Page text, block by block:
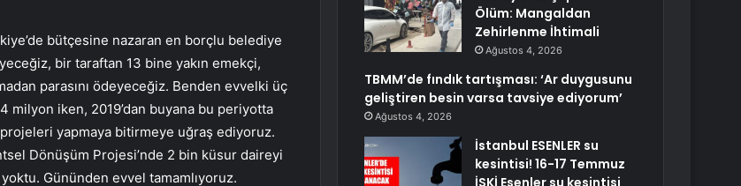
bütçesine nazaran en borçlu belediye
bir taraftan 13 bine yakın emekçi,
parasını ödeyeceğiz. Benden evvelki üç
milyon iken, 2019’dan buyana bu periyotta
yapmaya bitirmeye uğraş ediyoruz.
Dönüşüm Projesi’nde 2 bin küsur daireyi
Gününden evvel tamamlıyoruz.
Ölüm: Mangaldan
Zehirlenme İhtimali
Ağustos 4, 2026
TBMM’de fındık tartışması: ‘Ar duygusunu
geliştiren besin varsa tavsiye ediyorum’
Ağustos 4, 2026
İstanbul ESENLER su
kesintisi! 16-17 Temmuz
İSKİ Esenler su kesintisi